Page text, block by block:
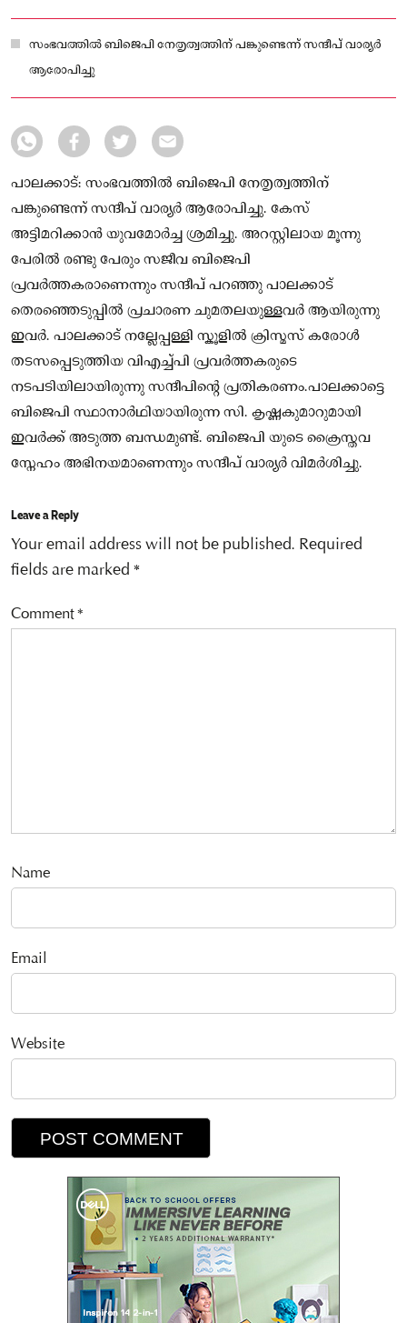
സംഭവത്തിൽ ബിജെപി നേതൃത്വത്തിന് പങ്കുണ്ടെന്ന് സന്ദീപ് വാര്യർ
ആരോപിച്ചു
പാലക്കാട്: സംഭവത്തിൽ ബിജെപി നേതൃത്വത്തിന്
പങ്കുണ്ടെന്ന് സന്ദീപ് വാര്യർ ആരോപിച്ചു. കേസ്
അട്ടിമറിക്കാൻ യുവമോർച്ച ശ്രമിച്ചു. അറസ്റ്റിലായ മൂന്നു
പേരിൽ രണ്ടു പേരും സജീവ ബിജെപി
പ്രവർത്തകരാണെന്നും സന്ദീപ് പറഞ്ഞു പാലക്കാട്
തെരഞ്ഞെടുപ്പിൽ പ്രചാരണ ചുമതലയുള്ളവർ ആയിരുന്നു
ഇവർ. പാലക്കാട് നല്ലേപ്പള്ളി സ്കൂളിൽ ക്രിസ്മസ് കരോൾ
തടസപ്പെടുത്തിയ വിഎച്ച്പി പ്രവർത്തകരുടെ
നടപടിയിലായിരുന്നു സന്ദീപിൻ്റെ പ്രതികരണം.പാലക്കാട്ടെ
ബിജെപി സ്ഥാനാർഥിയായിരുന്ന സി. കൃഷ്ണകുമാറുമായി
ഇവർക്ക് അടുത്ത ബന്ധമുണ്ട്. ബിജെപി യുടെ ക്രൈസ്തവ
സ്നേഹം അഭിനയമാണെന്നും സന്ദീപ് വാര്യർ വിമർശിച്ചു.
Leave a Reply
Your email address will not be published. Required
fields are marked *
Comment*
Name
Email
Website